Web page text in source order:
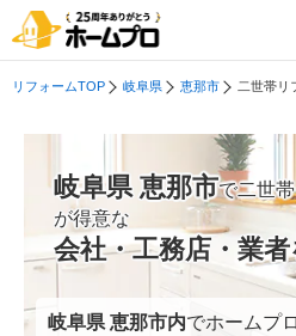
リフォームTOP 岐阜県 恵那市 二世帯リ
岐阜県 恵那市で二世
が得意な
会社・工務店・業
岐阜県 恵那市内でホームプ